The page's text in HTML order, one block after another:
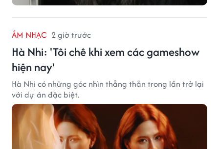
ÂM NHẠC 2 giờ trước
Hà Nhi: 'Tôi chê khi xem các gameshow
hiện nay'
Hà Nhi có những góc nhìn thẳng thắn trong lần trở lại
với dự án đặc biệt.